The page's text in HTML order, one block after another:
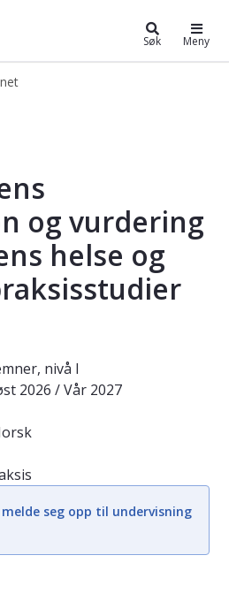
Søk Meny
observasjon
og vurdering
helse og
nivå I
2026 / Vår 2027
seg opp til undervisning